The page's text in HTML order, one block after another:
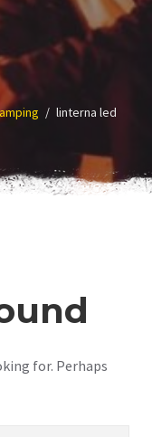
linterna led
for. Perhaps